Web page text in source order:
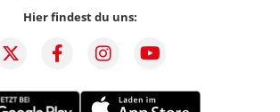
Hier findest du uns: